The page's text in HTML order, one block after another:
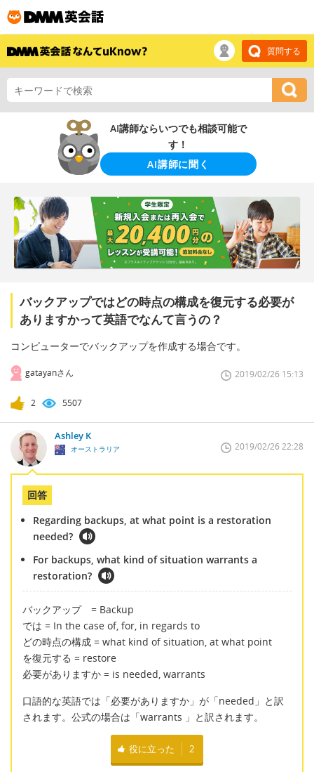
質問する
AI講師ならいつでも相談可能で
す！
AI講師に聞く
バックアップではどの時点の構成を復元する必要が
ありますかって英語でなんて言うの？
コンピューターでバックアップを作成する場合です。
gatayanさん 2019/02/26 15:13
2 5507
Ashley K
オーストラリア 2019/02/26 22:28
回答
Regarding backups, at what point is a restoration
needed?
For backups, what kind of situation warrants a
restoration?
バックアップ = Backup
では = In the case of, for, in regards to
どの時点の構成 = what kind of situation, at what point
を復元する = restore
必要がありますか = is needed, warrants
口語的な英語では「必要がありますか」が「needed」と訳
されます。公式の場合は「warrants 」と訳されます。
役に立った 2